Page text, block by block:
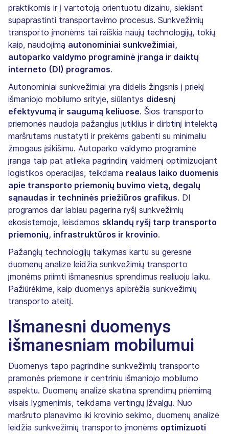
praktikomis ir į vartotoją orientuotu dizainu, siekiant
supaprastinti transportavimo procesus. Sunkvežimių
transporto įmonėms tai reiškia naujų technologijų, tokių
kaip, naudojimą autonominiai sunkvežimiai,
autoparko valdymo programinė įranga ir daiktų
interneto (DI) programos.
Autonominiai sunkvežimiai yra didelis žingsnis į priekį
išmaniojo mobilumo srityje, siūlantys didesnį
efektyvumą ir saugumą keliuose. Šios transporto
priemonės naudoja pažangius jutiklius ir dirbtinį intelektą
maršrutams nustatyti ir prekėms gabenti su minimaliu
žmogaus įsikišimu. Autoparko valdymo programinė
įranga taip pat atlieka pagrindinį vaidmenį optimizuojant
logistikos operacijas, teikdama realaus laiko duomenis
apie transporto priemonių buvimo vietą, degalų
sąnaudas ir techninės priežiūros grafikus. DI
programos dar labiau pagerina ryšį sunkvežimių
ekosistemoje, leisdamos sklandų ryšį tarp transporto
priemonių, infrastruktūros ir krovinio.
Pažangių technologijų taikymas kartu su geresne
duomenų analize leidžia sunkvežimių transporto
įmonėms priimti išmanesnius sprendimus realiuoju laiku.
Pažiūrėkime, kaip duomenys apibrėžia sunkvežimių
transporto ateitį.
Išmanesni duomenys
išmanesniam mobilumui
Duomenys tapo pagrindine sunkvežimių transporto
pramonės priemone ir centriniu išmaniojo mobilumo
aspektu. Duomenų analizė skatina sprendimų priėmimą
visais lygmenimis, teikdama vertingų įžvalgų. Nuo
maršruto planavimo iki krovinio sekimo, duomenų analizė
leidžia sunkvežimių transporto įmonėms optimizuoti